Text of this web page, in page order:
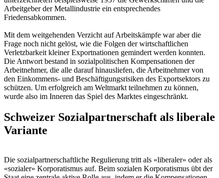
Arbeitgeber der Metallindustrie ein entsprechendes
Friedensabkommen.
Mit dem weitgehenden Verzicht auf Arbeitskämpfe war aber die
Frage noch nicht gelöst, wie die Folgen der wirtschaftlichen
Verletzbarkeit kleiner Exportnationen gemindert werden konnten.
Die Antwort bestand in sozialpolitischen Kompensationen der
Arbeitnehmer, die alle darauf hinausliefen, die Arbeitnehmer von
den Einkommens- und Beschäftigungsrisiken des Exportsektors zu
schützen. Um erfolgreich am Weltmarkt teilnehmen zu können,
wurde also im Inneren das Spiel des Marktes eingeschränkt.
Schweizer Sozialpartnerschaft als liberale
Variante
Die sozialpartnerschaftliche Regulierung tritt als «liberaler» oder als
«sozialer» Korporatismus auf. Beim sozialen Korporatismus übt der